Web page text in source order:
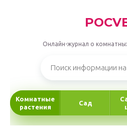
Онлайн-журнал о
Комнатные
растения
Сад